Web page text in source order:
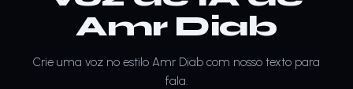
Amr Diab
Crie uma voz no estilo Amr Diab com nosso texto para
fala.